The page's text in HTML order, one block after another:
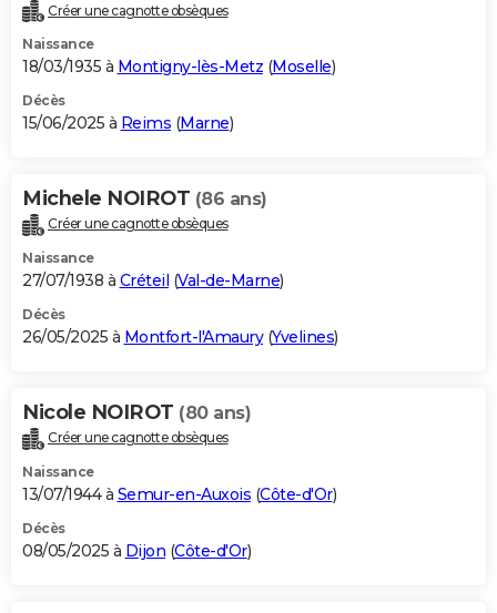
Créer une cagnotte obsèques
Naissance
18/03/1935 à Montigny-lès-Metz (Moselle)
Décès
15/06/2025 à Reims (Marne)
Michele NOIROT (86 ans)
Créer une cagnotte obsèques
Naissance
27/07/1938 à Créteil (Val-de-Marne)
Décès
26/05/2025 à Montfort-l'Amaury(Yvelines)
Nicole NOIROT (80 ans)
Créer une cagnotte obsèques
Naissance
13/07/1944 à Semur-en-Auxois (Côte-d'Or)
Décès
08/05/2025 à Dijon (Côte-d'Or)